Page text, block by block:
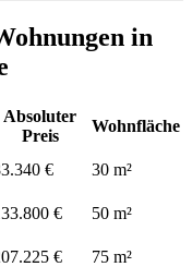
in
Absoluter
Preis
Wohnfläche
€
30 m²
€
50 m²
€
75 m²